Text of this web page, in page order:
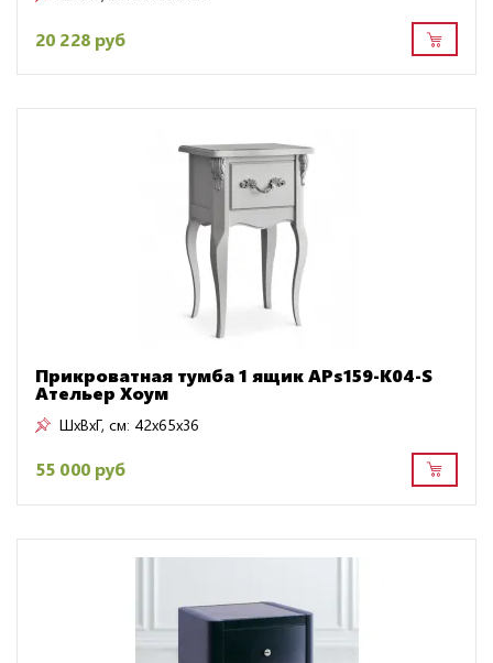
20 228 руб
Прикроватная тумба 1 ящик APs159-K04-S
Ательер Хоум
ШxВxГ, см: 42x65x36
55 000 руб